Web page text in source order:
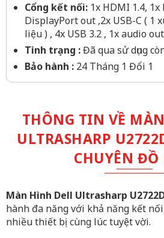
Cổng kết nối: 1x HDMI 1.4,
DisplayPort out ,2x USB-C ( 1
liệu ) , 4x USB 3.2 , 1x audio
Tình trạng :Đã qua sử dụng
Bảo hành : 24 Tháng 1 Đổi 1
THÔNG TIN VỀ
ULTRASHARP
CHUYÊN ĐỒ
Màn Hình Dell Ultrasharp
hành đa năng với khả năng kết
nhiều thiết bị cùng lúc tuyệt vời.